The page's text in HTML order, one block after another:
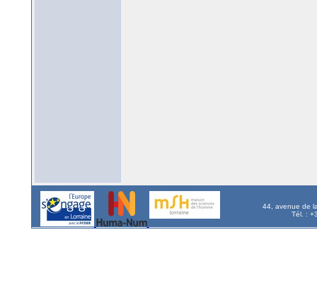
44, avenue de
Tél. :